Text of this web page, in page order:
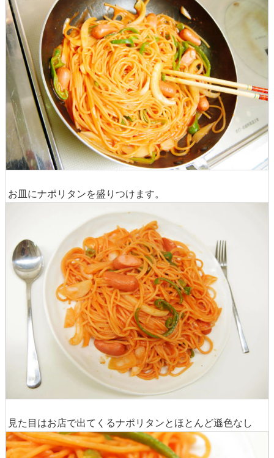
お皿にナポリタンを盛りつけます。
見た目はお店で出てくるナポリタンとほとんど遜色なし